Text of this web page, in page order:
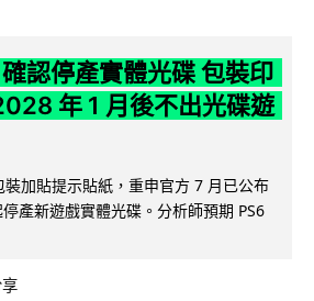
認停產實體光碟 包裝印
年 1 月後不出光碟遊
裝加貼提示貼紙，重申官方 7 月已公布
產新遊戲實體光碟。分析師預期 PS6